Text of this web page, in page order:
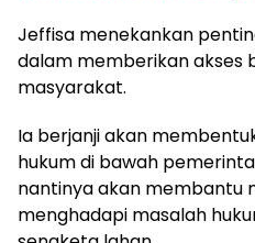
Jeffisa menekankan
dalam memberikan akses
masyarakat.
Ia berjanji akan
hukum di bawah
nantinya akan membantu
menghadapi masalah